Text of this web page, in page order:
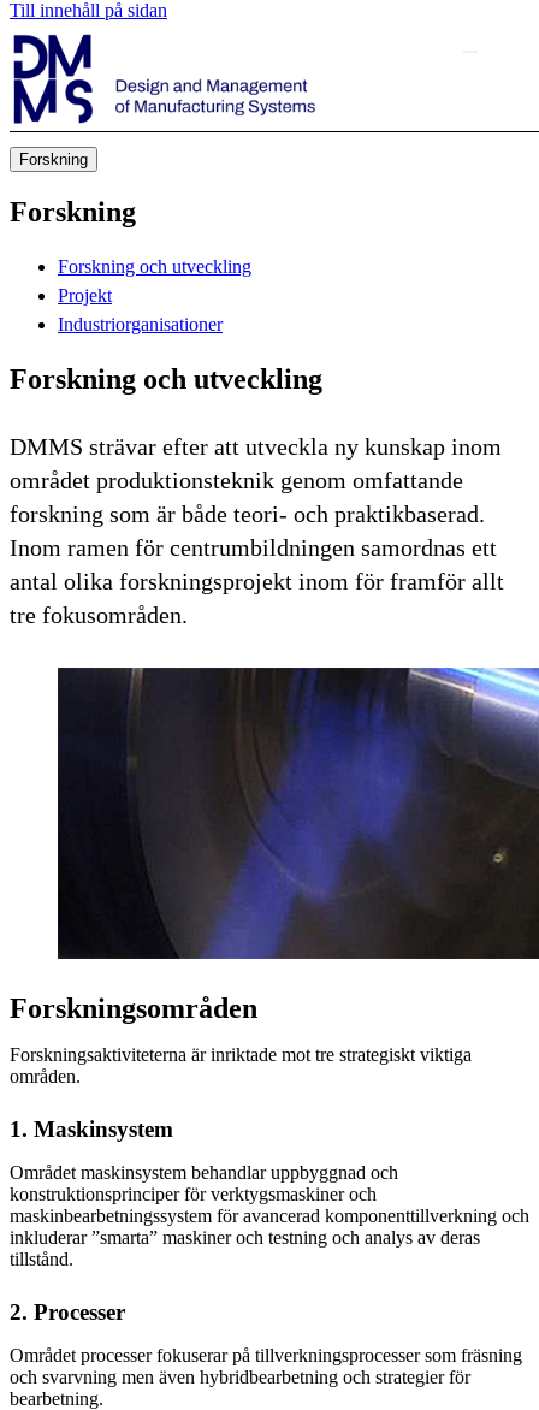
Till innehåll på sidan
Forskning
Forskning
Forskning och utveckling
Projekt
Industriorganisationer
Forskning och utveckling
DMMS strävar efter att utveckla ny kunskap inom
området produktionsteknik genom omfattande
forskning som är både teori- och praktikbaserad.
Inom ramen för centrumbildningen samordnas ett
antal olika forskningsprojekt inom för framför allt
tre fokusområden.
Forskningsområden
Forskningsaktiviteterna är inriktade mot tre strategiskt viktiga
områden.
1. Maskinsystem
Området maskinsystem behandlar uppbyggnad och
konstruktionsprinciper för verktygsmaskiner och
maskinbearbetningssystem för avancerad komponenttillverkning och
inkluderar ”smarta” maskiner och testning och analys av deras
tillstånd.
2. Processer
Området processer fokuserar på tillverkningsprocesser som fräsning
och svarvning men även hybridbearbetning och strategier för
bearbetning.